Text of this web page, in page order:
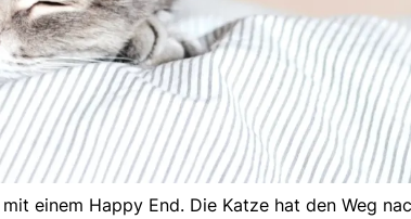
einem Happy End. Die Katze hat den Weg